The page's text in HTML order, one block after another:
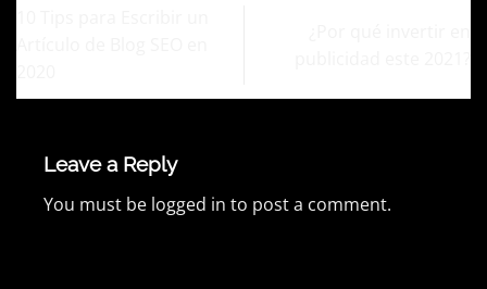
Leave a Reply
You must be logged in to post a comment.